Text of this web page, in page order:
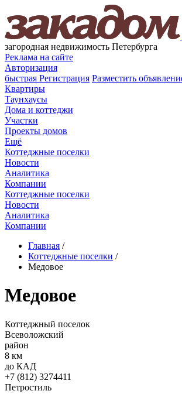
загородная недвижимость Петербурга
Реклама на сайте
Авторизация
быстрая Регистрация Разместить
Квартиры
Таунхаусы
Дома и коттеджи
Участки
Проекты домов
Ещё
Коттеджные поселки
Новости
Аналитика
Компании
Коттеджные поселки
Новости
Аналитика
Компании
Главная /
Коттеджные поселки /
Медовое
Медовое
Коттеджный поселок
Всеволожский
район
8 км
до КАД
+7 (812) 3274411
Петростиль